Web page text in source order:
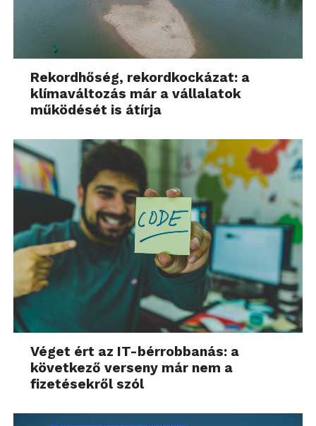
Rekordhőség, rekordkockázat: a
klímaváltozás már a vállalatok
működését is átírja
Véget ért az IT-bérrobbanás: a
következő verseny már nem a
fizetésekről szól